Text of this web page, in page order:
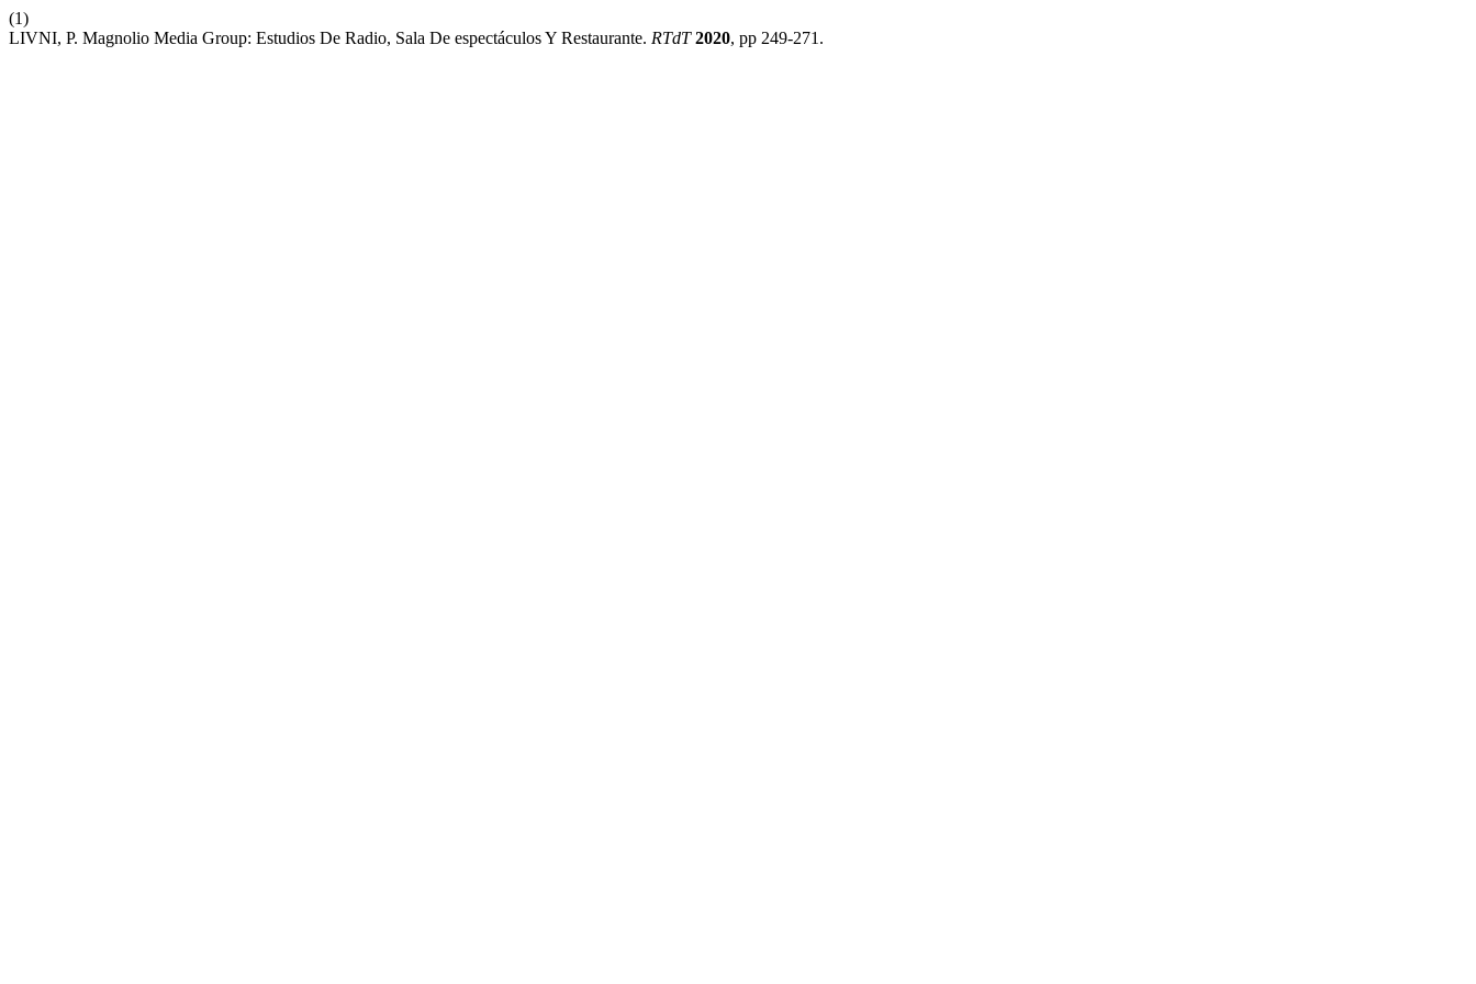
(1)
LIVNI, P. Magnolio Media Group: Estudios De Radio, Sala De espectáculos Y Restaurante. RTdT 2020, pp 249-271.